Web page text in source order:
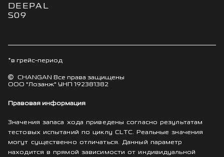
DEEPAL
S09
*в грейс-период
CHANGAN Все права защищены
ООО "Лозанж" УНП 192381382
Правовая информация
Значения запаса хода приведены согласно результатам
тестовых испытаний по циклу CLTC. Реальные значения
могут существенно отличаться. Данный параметр
находится в прямой зависимости от индивидуальной